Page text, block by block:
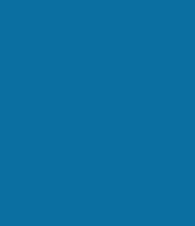
Представьте, как
солнечный свет играет на
Современный человек
постепенно теряя
Биофильный дизайн
создавая пространства,
становятся неотъемлемой
окружения. Экологичный
модный тренд, а научно
на глубинную